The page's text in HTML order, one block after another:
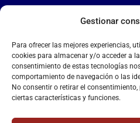
Gestionar
Para ofrecer las mejores experiencias,
cookies para almacenar y/o acceder a
consentimiento de estas tecnologías
comportamiento de navegación o las
No consentir o retirar el
ciertas características y funciones.
LA FALANGE
Reproductor
de
vídeo